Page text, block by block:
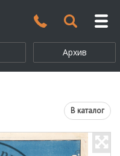
Архив
В каталог